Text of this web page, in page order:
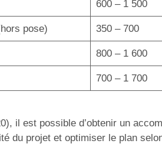
600 – 1 500
pose) 350 – 700
800 – 1 600
700 – 1 700
il est possible d’obtenir un
du projet et optimiser le plan